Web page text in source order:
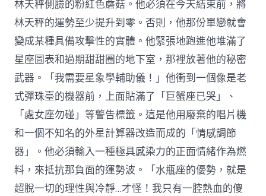
林天秤側臉的粉紅色蘑菇。他必須在今天結束前，將
林天秤的運勢至少提升到零。否則，他那份單戀就會
變成某種具備攻擊性的實體。他緊張地跑進他堆滿了
星座圖表和過期甜甜圈的地下室，那裡放著他的秘密
武器。「我需要星象學輔助儀！」他衝到一個像是老
式彈珠臺的機器前，上面貼滿了「巨蟹座已哭」、
「處女座勿碰」等警告標籤。這是他用廢棄的唱片機
和一個不知名的外星計算器改造而成的「情感調節
器」。他必須輸入一種極具感染力的正面情緒作為燃
料，來抵抗那負面的運勢波。「水瓶座的優勢，就是
超脫一切的理性與冷靜…才怪！我只有一腔熱血的傻